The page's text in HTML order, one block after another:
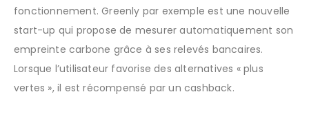
fonctionnement. Greenly par exemple est une nouvelle
start-up qui propose de mesurer automatiquement son
empreinte carbone grâce à ses relevés bancaires.
Lorsque l’utilisateur favorise des alternatives « plus
vertes », il est récompensé par un cashback.